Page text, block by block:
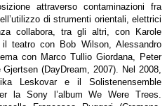
attraverso contaminazioni fra
di strumenti orientali, elettrici
collabora, tra gli altri, con Karole
teatro con Bob Wilson, Alessandro
con Marco Tullio Giordana, Peter
(DayDream, 2007). Nel 2008,
Leskovar e il Solistenensemble
la Sony l’album We Were Trees.